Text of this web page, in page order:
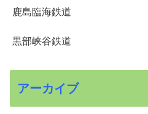
鹿島臨海鉄道
黒部峡谷鉄道
アーカイブ